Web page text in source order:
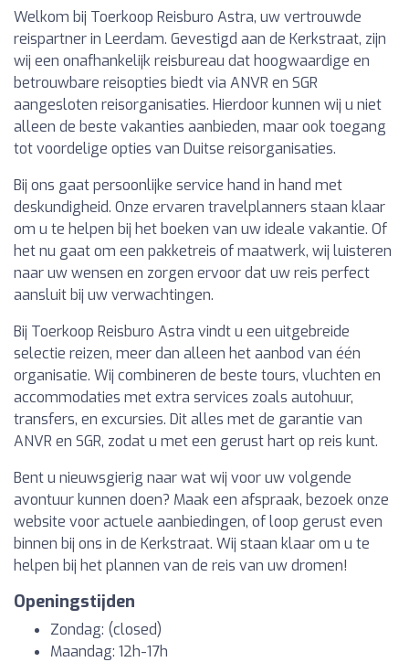
Welkom bij Toerkoop Reisburo Astra, uw vertrouwde
reispartner in Leerdam. Gevestigd aan de Kerkstraat, zijn
wij een onafhankelijk reisbureau dat hoogwaardige en
betrouwbare reisopties biedt via ANVR en SGR
aangesloten reisorganisaties. Hierdoor kunnen wij u niet
alleen de beste vakanties aanbieden, maar ook toegang
tot voordelige opties van Duitse reisorganisaties.
Bij ons gaat persoonlijke service hand in hand met
deskundigheid. Onze ervaren travelplanners staan klaar
om u te helpen bij het boeken van uw ideale vakantie. Of
het nu gaat om een pakketreis of maatwerk, wij luisteren
naar uw wensen en zorgen ervoor dat uw reis perfect
aansluit bij uw verwachtingen.
Bij Toerkoop Reisburo Astra vindt u een uitgebreide
selectie reizen, meer dan alleen het aanbod van één
organisatie. Wij combineren de beste tours, vluchten en
accommodaties met extra services zoals autohuur,
transfers, en excursies. Dit alles met de garantie van
ANVR en SGR, zodat u met een gerust hart op reis kunt.
Bent u nieuwsgierig naar wat wij voor uw volgende
avontuur kunnen doen? Maak een afspraak, bezoek onze
website voor actuele aanbiedingen, of loop gerust even
binnen bij ons in de Kerkstraat. Wij staan klaar om u te
helpen bij het plannen van de reis van uw dromen!
Openingstijden
Zondag: (closed)
Maandag: 12h-17h